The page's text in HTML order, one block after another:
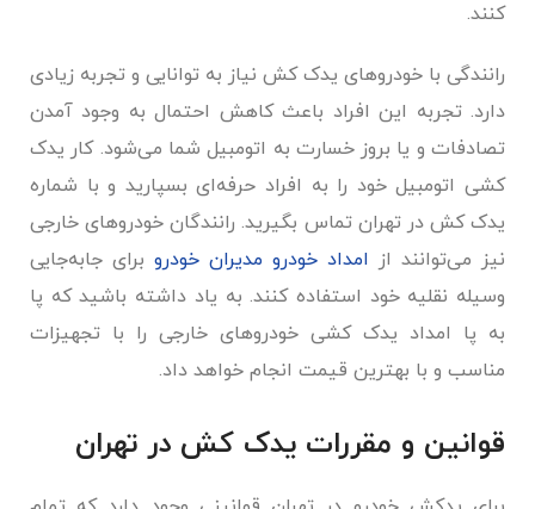
کنند.
رانندگی با خودروهای یدک کش نیاز به توانایی و تجربه زیادی
دارد. تجربه این افراد باعث کاهش احتمال به وجود آمدن
تصادفات و یا بروز خسارت به اتومبیل شما می‌شود. کار یدک
کشی اتومبیل خود را به افراد حرفه‌ای بسپارید و با شماره
یدک کش در تهران تماس بگیرید. رانندگان خودروهای خارجی
نیز می‌توانند از امداد خودرو مدیران خودرو برای جابه‌جایی
وسیله نقلیه خود استفاده کنند. به یاد داشته باشید که پا
به پا امداد یدک کشی خودروهای خارجی را با تجهیزات
مناسب و با بهترین قیمت انجام خواهد داد.
قوانین و مقررات یدک کش در تهران